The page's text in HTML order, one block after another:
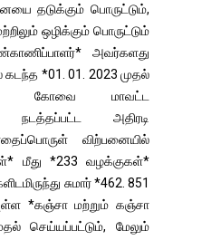
தடுக்கும் பொருட்டும்,
ஒழிக்கும் பொருட்டும்
அவர்களது
கடந்த *01. 01. 2023 முதல்
கோவை மாவட்ட
நடத்தப்பட்ட அதிரடி
விற்பனையில்
மீது *233 வழக்குகள்*
சுமார் *462. 851
*கஞ்சா மற்றும் கஞ்சா
செய்யப்பட்டும், மேலும்